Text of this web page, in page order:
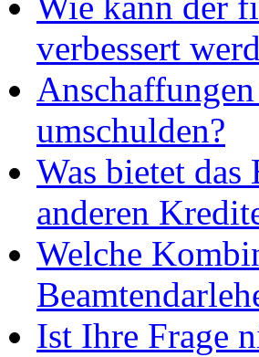
verbessert
umschulden?
Was bietet das
anderen
Welche
Ist Ihre Frage